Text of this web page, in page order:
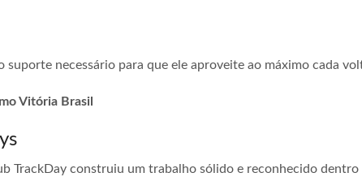
necessário para que ele aproveite ao máximo cada
Vitória Brasil
TrackDay construiu um trabalho sólido e reconhecido